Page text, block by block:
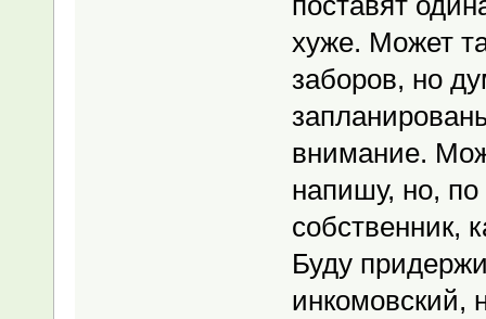
хуже. Может
заборов, но
внимание.
напишу, но,
собственник,
Буду
инкомовский,